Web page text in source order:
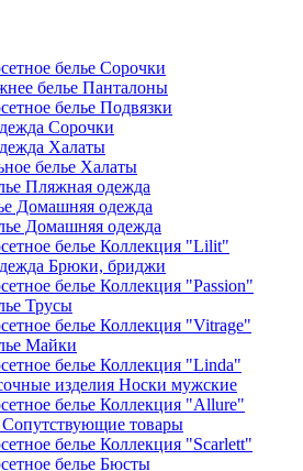
белье Сорочки
белье Панталоны
белье Подвязки
Сорочки
Халаты
белье Халаты
Пляжная одежда
Домашняя одежда
Домашняя одежда
белье Коллекция "Lilit"
Брюки, бриджи
белье Коллекция "Passion"
Трусы
белье Коллекция "Vitrage"
Майки
белье Коллекция "Linda"
изделия Носки мужские
белье Коллекция "Allure"
товары
белье Коллекция "Scarlett"
белье Бюсты